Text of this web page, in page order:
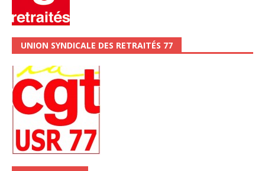
UNION SYNDICALE DES RETRAITÉS 77